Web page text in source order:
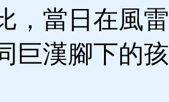
，當日在風
巨漢腳下的